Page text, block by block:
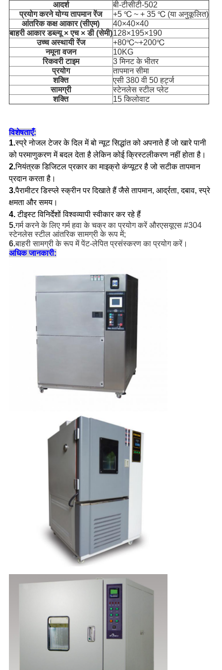
आदर्श
बी-टीसीटी-502
प्रयोग करने योग्य तापमान रेंज
+5 ℃ ~ + 35 ℃ (या अनुकूलित)
आंतरिक कक्ष आकार (सीएम)
40×40×40
बाहरी आकार डब्ल्यू × एच × डी (सेमी)128×195×190
उच्च अस्थायी रेंज
+80℃~+200℃
नमूना वजन
10KG
रिकवरी टाइम
3 मिनट के भीतर
प्रयोग
तापमान सीमा
शक्ति
एसी 380 वी 50 हर्ट्ज
सामग्री
स्टेनलेस स्टील प्लेट
शक्ति
15 किलोवाट
विशेषताएँ:
1.स्प्रे नोजल टेजर के दिल में बो न्यूट सिद्धांत को अपनाते हैं जो खारे पानी
को परमाणुकरण में बदल देता है लेकिन कोई क्रिस्टलीकरण नहीं होता है।
2.नियंत्रक डिजिटल प्रकार का माइक्रो कंप्यूटर है जो सटीक तापमान
प्रदान करता है।
3.पैरामीटर डिस्प्ले स्क्रीन पर दिखाते हैं जैसे तापमान, आर्द्रता, दबाव, स्प्रे
क्षमता और समय।
4. टीइस्ट विनिर्देशों विश्वव्यापी स्वीकार कर रहे हैं
5.गर्म करने के लिए गर्म हवा के चक्र का प्रयोग करें औरएसयूएस #304
स्टेनलेस स्टील आंतरिक सामग्री के रूप में;
6.बाहरी सामग्री के रूप में पेंट-लेपित प्रसंस्करण का प्रयोग करें।
अधिक जानकारी: